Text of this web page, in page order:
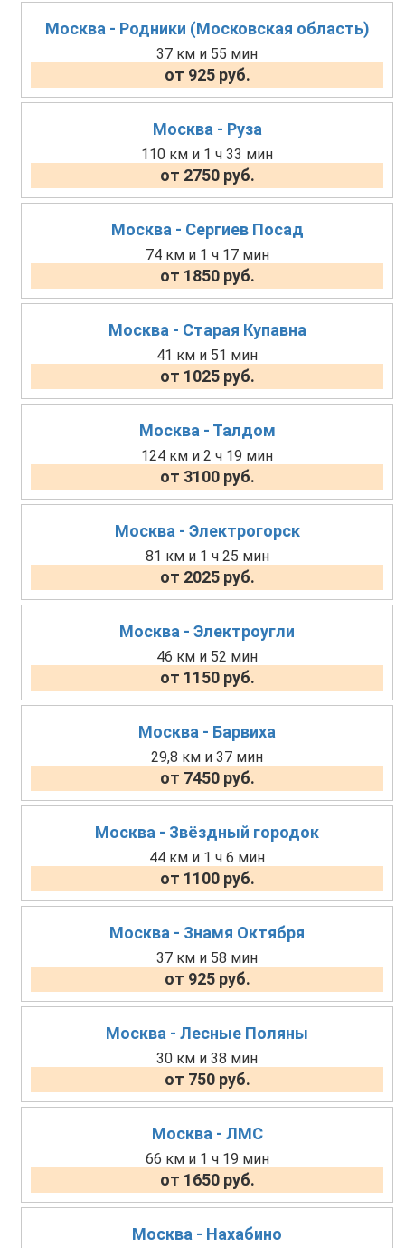
Москва - Родники (Московская область)
37 км и 55 мин
от 925 руб.
Москва - Руза
110 км и 1 ч 33 мин
от 2750 руб.
Москва - Сергиев Посад
74 км и 1 ч 17 мин
от 1850 руб.
Москва - Старая Купавна
41 км и 51 мин
от 1025 руб.
Москва - Талдом
124 км и 2 ч 19 мин
от 3100 руб.
Москва - Электрогорск
81 км и 1 ч 25 мин
от 2025 руб.
Москва - Электроугли
46 км и 52 мин
от 1150 руб.
Москва - Барвиха
29,8 км и 37 мин
от 7450 руб.
Москва - Звёздный городок
44 км и 1 ч 6 мин
от 1100 руб.
Москва - Знамя Октября
37 км и 58 мин
от 925 руб.
Москва - Лесные Поляны
30 км и 38 мин
от 750 руб.
Москва - ЛМС
66 км и 1 ч 19 мин
от 1650 руб.
Москва - Нахабино